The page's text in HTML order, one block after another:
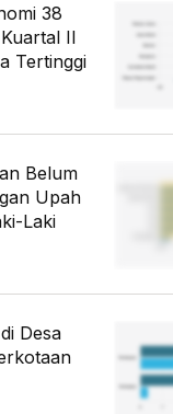
38
II
Tertinggi
Belum
Upah
Laki
Desa